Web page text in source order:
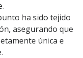
ha sido tejido
asegurando que
única e